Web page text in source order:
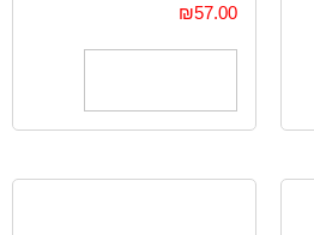
₪57.00